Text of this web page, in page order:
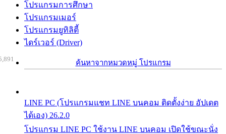
โปรแกรมการศึกษา
โปรแกรมเมอร์
โปรแกรมยูทิลิตี้
ไดร์เวอร์ (Driver)
ค้นหาจากหมวดหมู่ โปรแกรม
LINE PC (โปรแกรมแชท LINE บนคอม ติดตั้งง่าย อัปเดต
ได้เอง) 26.2.0
โปรแกรม LINE PC ใช้งาน LINE บนคอม เปิดใช้ขณะนั่ง